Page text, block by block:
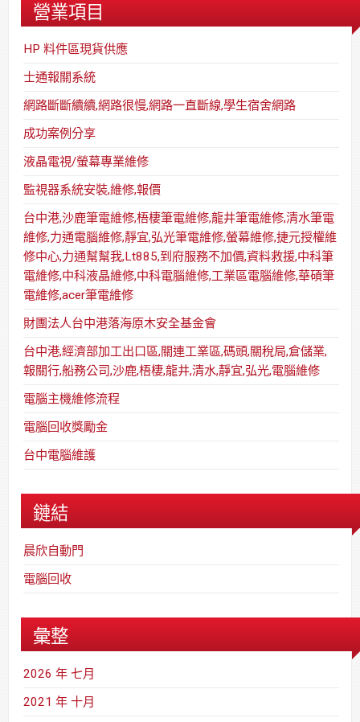
營業項目
HP 料件區現貨供應
士通報關系統
網路斷斷續續,網路很慢,網路一直斷線,學生宿舍網路
成功案例分享
液晶電視/螢幕專業維修
監視器系統安裝,維修,報價
台中港,沙鹿筆電維修,梧棲筆電維修,龍井筆電維修,清水筆電
維修,力通電腦維修,靜宜,弘光筆電維修,螢幕維修,捷元授權維
修中心,力通幫幫我,Lt885,到府服務不加價,資料救援,中科筆
電維修,中科液晶維修,中科電腦維修,工業區電腦維修,華碩筆
電維修,acer筆電維修
財團法人台中港落海原木安全基金會
台中港,經濟部加工出口區,關連工業區,碼頭,關稅局,倉儲業,
報關行,船務公司,沙鹿,梧棲,龍井,清水,靜宜,弘光,電腦維修
電腦主機維修流程
電腦回收獎勵金
台中電腦維護
鏈結
晨欣自動門
電腦回收
彙整
2026 年 七月
2021 年 十月